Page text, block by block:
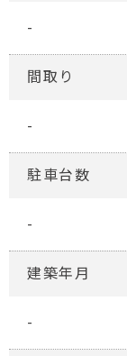
-
間取り
-
駐車台数
-
建築年月
-